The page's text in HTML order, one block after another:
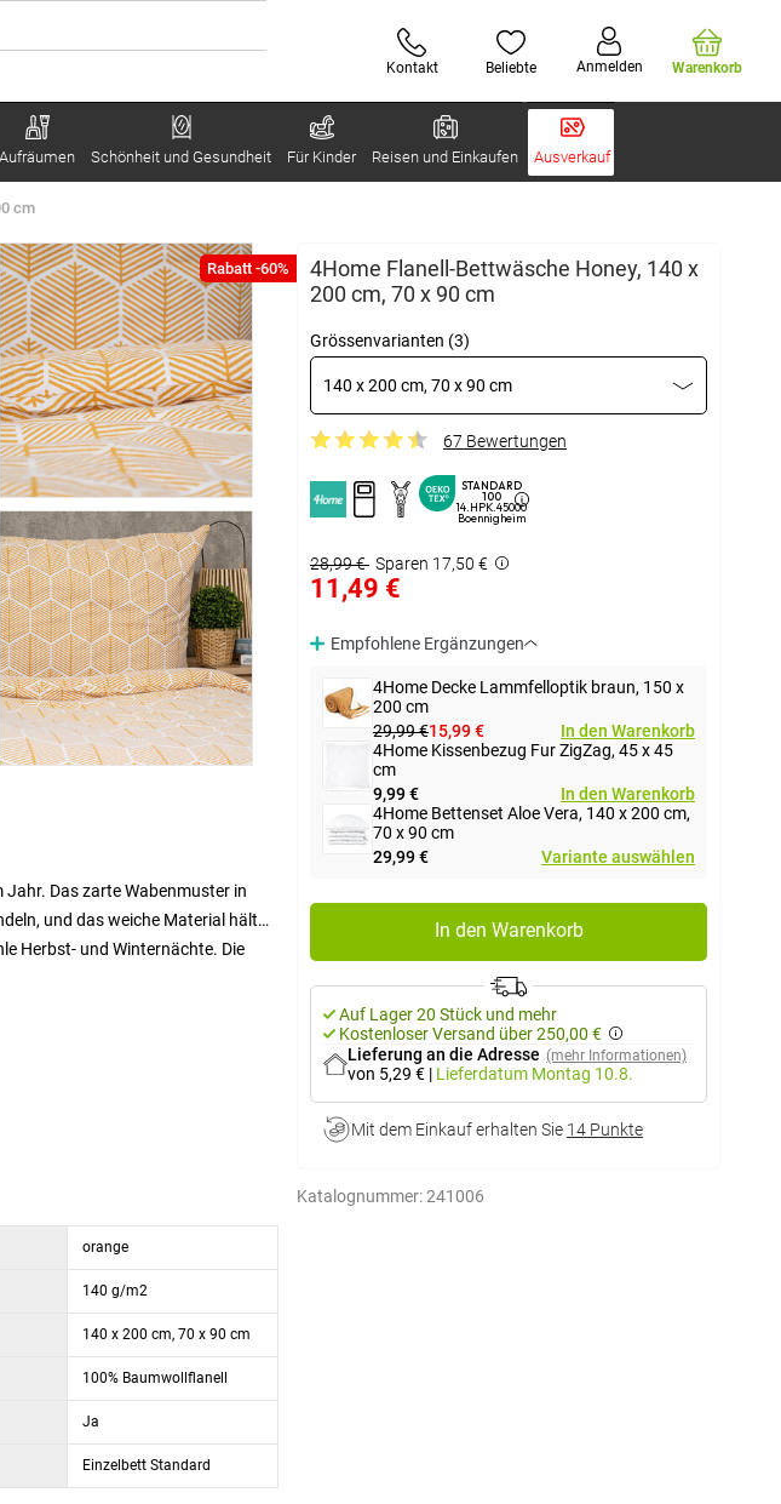
Kontakt Beliebte Anmelden Warenkorb
Aufräumen Schönheit und Gesundheit Für Kinder Reisen und Einkaufen Ausverkauf
cm
Rabatt -60%
4Home Flanell-Bettwäsche Honey, 140 x
200 cm, 70 x 90 cm
Grössenvarianten (3)
140 x 200 cm, 70 x 90 cm
67 Bewertungen
STANDARD
100
14.HPK.45000
Boennigheim
28,99 € Sparen 17,50 €
11,49 €
Empfohlene Ergänzungen
4Home Decke Lammfelloptik braun, 150 x
200 cm
29,99 €15,99 €
In den Warenkorb
4Home Kissenbezug Fur ZigZag, 45 x 45
cm
9,99 €
In den Warenkorb
4Home Bettenset Aloe Vera, 140 x 200 cm,
70 x 90 cm
29,99 €
Variante auswählen
In den Warenkorb
Auf Lager 20 Stück und mehr
Kostenloser Versand über 250,00 €
Lieferung an die Adresse (mehr Informationen)
von 5,29 € | Lieferdatum Montag 10.8.
Mit dem Einkauf erhalten Sie 14 Punkte
Katalognummer:241006
Das zarte Wabenmuster in
und das weiche Material hält
Herbst- und Winternächte. Die
orange
140 g/m2
140 x 200 cm, 70 x 90 cm
100% Baumwollflanell
Ja
Einzelbett Standard